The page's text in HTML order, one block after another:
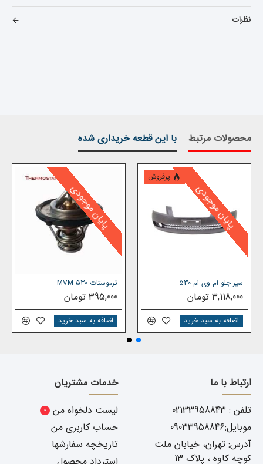
نظرات
محصولات مرتبط با این قطعه خریداری شده
پرفروش
پایان موجودی
سپر جلو ام وی ام 530
3,118,000 تومان
اضافه به سبد خرید
پایان موجودی
ترموستات MVM 530
395,000 تومان
اضافه به سبد خرید
ارتباط با ما
تلفن : 02133958843
موبایل:09033958846
آدرس: تهران، خیابان ملت
کوچه کاوه ، پلاک 13
خدمات مشتریان
لیست دلخواه من
0
حساب کاربری من
تاریخچه سفارشها